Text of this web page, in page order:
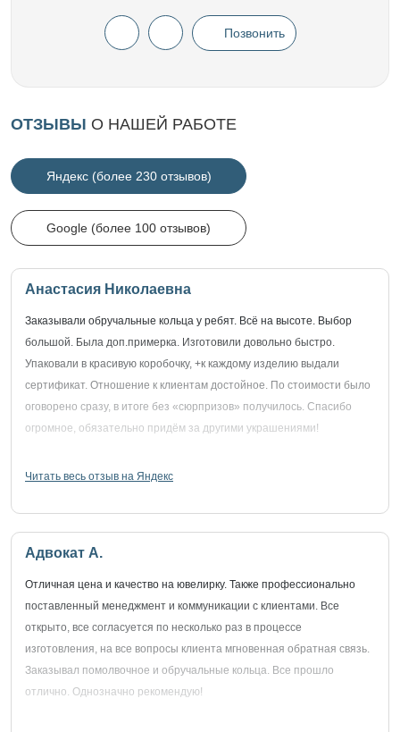
Позвонить
ОТЗЫВЫ О НАШЕЙ РАБОТЕ
Яндекс (более 230 отзывов)
Google (более 100 отзывов)
Анастасия Николаевна
Заказывали обручальные кольца у ребят. Всё на высоте. Выбор
большой. Была доп.примерка. Изготовили довольно быстро.
Упаковали в красивую коробочку, +к каждому изделию выдали
сертификат. Отношение к клиентам достойное. По стоимости было
оговорено сразу, в итоге без «сюрпризов» получилось. Спасибо
огромное, обязательно придём за другими украшениями!
Читать весь отзыв на Яндекс
Адвокат А.
Отличная цена и качество на ювелирку. Также профессионально
поставленный менеджмент и коммуникации с клиентами. Все
открыто, все согласуется по несколько раз в процессе
изготовления, на все вопросы клиента мгновенная обратная связь.
Заказывал помолвочное и обручальные кольца. Все прошло
отлично. Однозначно рекомендую!